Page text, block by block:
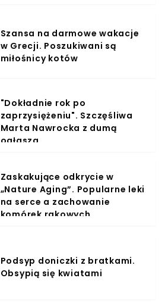
Szansa na darmowe wakacje
w Grecji. Poszukiwani są
miłośnicy kotów
"Dokładnie rok po
zaprzysiężeniu". Szczęśliwa
Marta Nawrocka z dumą
ogłasza
Zaskakujące odkrycie w
„Nature Aging”. Popularne leki
na serce a zachowanie
komórek rakowych
Podsyp doniczki z bratkami.
Obsypią się kwiatami